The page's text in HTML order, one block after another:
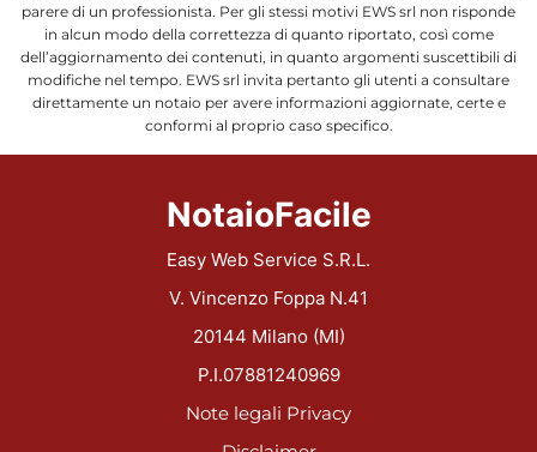
parere di un professionista. Per gli stessi motivi EWS srl non risponde
in alcun modo della correttezza di quanto riportato, così come
dell’aggiornamento dei contenuti, in quanto argomenti suscettibili di
modifiche nel tempo. EWS srl invita pertanto gli utenti a consultare
direttamente un notaio per avere informazioni aggiornate, certe e
conformi al proprio caso specifico.
NotaioFacile
Easy Web Service S.R.L.
V. Vincenzo Foppa N.41
20144 Milano (MI)
P.I.07881240969
Note legali Privacy